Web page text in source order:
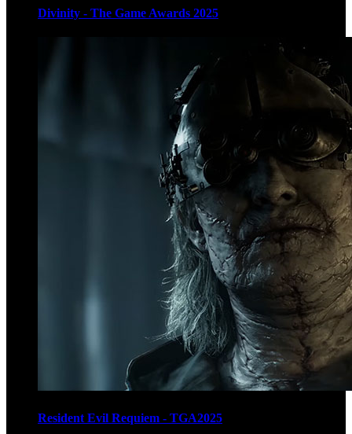
Divinity - The Game Awards 2025
Resident Evil Requiem - TGA2025